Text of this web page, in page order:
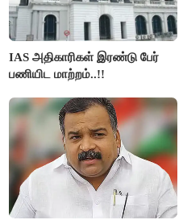
IAS அதிகாரிகள் இரண்டு பேர்
பணியிட மாற்றம்..!!